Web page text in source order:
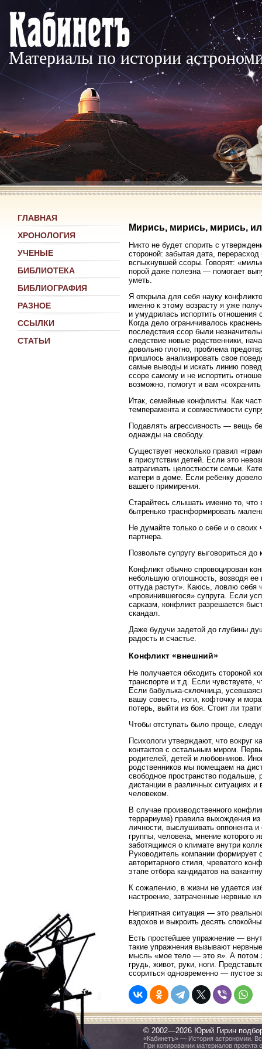
Материалы по истории
ГЛАВНАЯ
ХРОНОЛОГИЯ
УЧЕНЫЕ
БИБЛИОТЕКА
БИБЛИОГРАФИЯ
РАЗНОЕ
ССЫЛКИ
СТАТЬИ
Мирись, мирись, мирись,
Никто не будет спорить с
стороной: забытая дата,
вспыхнувшей ссоры. Говорят:
порой даже полезна — помогает
уметь.
Я открыла для себя науку
именно к этому возрасту я уже
и умудрилась испортить
Когда дело ограничивалось
последствия ссор были
следствие новые родственники,
довольно плотно, проблема
пришлось анализировать свое
самые выводы и искать линию
ссоре самому и не испортить
возможно, помогут и вам
Итак, семейные конфликты. Как
темперамента и совместимости
Подавлять агрессивность — вещь
однажды на свободу.
Существует несколько правил
в присутствии детей. Если это
затрагивать целостности семьи.
матери в доме. Если ребенку
вашего примирения.
Старайтесь слышать именно то,
бытренько траснформировать
Не думайте только о себе и о своих
партнера.
Позвольте супругу выговориться
Конфликт обычно спровоцирован
небольшую оплошность, возводя ее
оттуда растут». Каюсь, ловлю себя
«провинившегося» супруга. Если
сарказм, конфликт разрешается
скандал.
Даже будучи задетой до глубины
радость и счастье.
Конфликт «внешний»
Не получается обходить стороной
транспорте и т.д. Если чувствуете,
Если бабулька-склочница,
вашу совесть, ноги, кофточку и
потерь, выйти из боя. Стоит ли
Чтобы отступать было проще,
Психологи утверждают, что вокруг
контактов с остальным миром.
родителей, детей и любовников.
родственников мы помещаем на
свободное пространство
дистанции в различных ситуациях
человеком.
В случае производственного
террариуме) правила выхождения
личности, выслушивать оппонента
группы, человека, мнение которого
заботящимся о климате внутри
Руководитель компании формирует
авторитарного стиля, чреватого
этапе отбора кандидатов на
К сожалению, в жизни не удается
настроение, затраченные нервные
Неприятная ситуация — это
вздохов и выкроить десять
Есть простейшее упражнение —
такие упражнения вызывают
мысль «мое тело — это я». А потом
грудь, живот, руки, ноги.
ссориться одновременно — пустое
© 2002—2026 Юрий Гирин
«Кабинетъ» — История астрономии.
При копировании материалов проекта